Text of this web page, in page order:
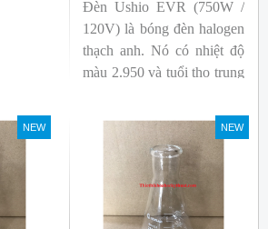
Đèn Ushio EVR (750W /
120V) là bóng đèn halogen
thạch anh. Nó có nhiệt độ
màu 2.950 và tuổi thọ trung
NEW NEW